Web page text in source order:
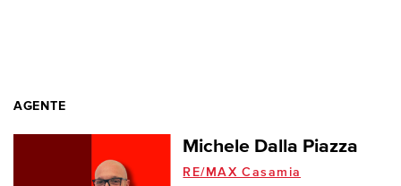
AGENTE
Michele Dalla Piazza
RE/MAX Casamia